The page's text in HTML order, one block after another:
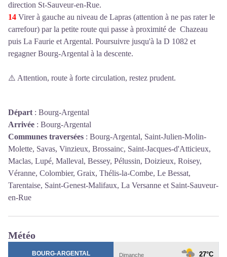
direction St-Sauveur-en-Rue.
14 Virer à gauche au niveau de Lapras (attention à ne pas rater le
carrefour) par la petite route qui passe à proximité de Chazeau
puis La Faurie et Argental. Poursuivre jusqu'à la D 1082 et
regagner Bourg-Argental à la descente.
⚠️ Attention, route à forte circulation, restez prudent.
Départ : Bourg-Argental
Arrivée : Bourg-Argental
Communes traversées : Bourg-Argental, Saint-Julien-Molin-
Molette, Savas, Vinzieux, Brossainc, Saint-Jacques-d'Atticieux,
Maclas, Lupé, Malleval, Bessey, Pélussin, Doizieux, Roisey,
Véranne, Colombier, Graix, Thélis-la-Combe, Le Bessat,
Tarentaise, Saint-Genest-Malifaux, La Versanne et Saint-Sauveur-
en-Rue
Météo